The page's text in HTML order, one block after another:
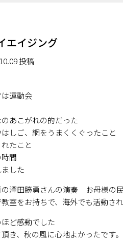
エイジング
投稿
運動会
あこがれの的だった
しご、網をうまくくぐったこと
たこと
間
した
澤田勝勇さんの演奏 お母様の民
室をお持ちで、海外でも活動さ
ほど感動でした
き、秋の風に心地よかったです。